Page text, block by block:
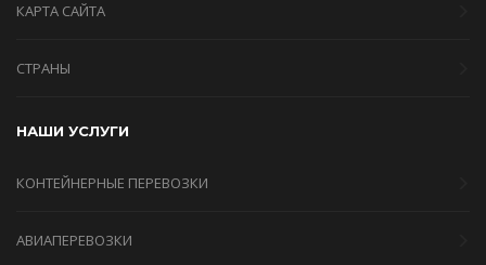
КАРТА САЙТА
СТРАНЫ
НАШИ УСЛУГИ
КОНТЕЙНЕРНЫЕ ПЕРЕВОЗКИ
АВИАПЕРЕВОЗКИ